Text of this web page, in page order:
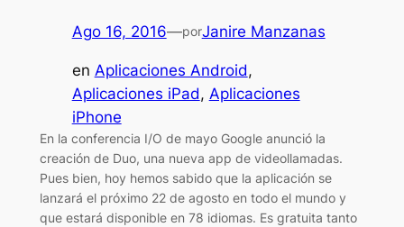
Ago 16, 2016—porJanire Manzanas
en Aplicaciones Android
Aplicaciones iPad, Aplicaciones
iPhone
En la conferencia I/O de mayo Google anunció la
creación de Duo, una nueva app de videollamadas.
Pues bien, hoy hemos sabido que la aplicación se
lanzará el próximo 22 de agosto en todo el mundo y
que estará disponible en 78 idiomas. Es gratuita tanto